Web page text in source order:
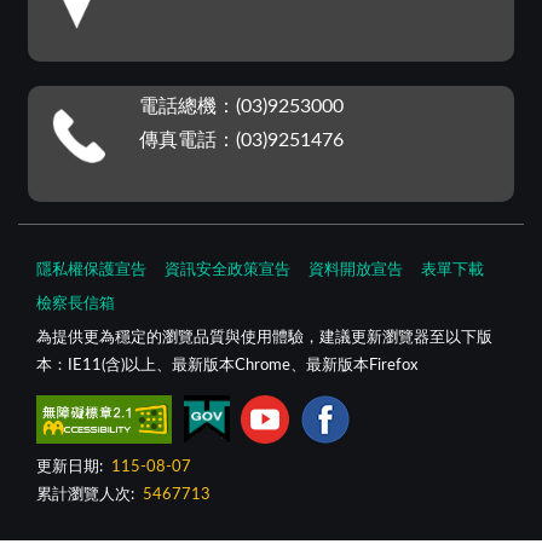
電話總機：(03)9253000
傳真電話：(03)9251476
隱私權保護宣告 資訊安全政策宣告 資料開放宣告 表單下載
檢察長信箱
為提供更為穩定的瀏覽品質與使用體驗，建議更新瀏覽器至以下版
本：IE11(含)以上、最新版本Chrome、最新版本Firefox
更新日期:
115-08-07
累計瀏覽人次:
5467713